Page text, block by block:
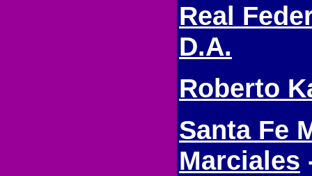
Real
D.A.
Roberto
Santa Fe
Marciales